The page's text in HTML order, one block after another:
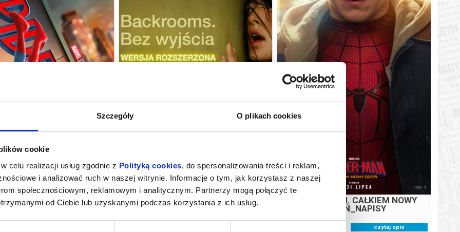
Szczegóły O plikach cookies
cookie
celu realizacji usług zgodnie z Polityką cookies, do spersonalizowania treści i reklam,
i analizować ruch w naszej witrynie. Informacje o tym, jak korzystasz z naszej
społecznościowym, reklamowym i analitycznym. Partnerzy mogą połączyć te
od Ciebie lub uzyskanymi podczas korzystania z ich usług.
MAN. CAŁKIEM NOWY
DZIEŃ_DUBBING
17:00
BACKROOMS. BEZ WYJŚCIA -
WERSJA ROZSZERZONA
18:30
SPIDER-MAN. CAŁKIEM NOWY
DZIEŃ_NAPISY
SPIDER-MAN. CAŁKIEM NOWY
DZIEŃ_NAPISY
07.08.2026
czytaj opis